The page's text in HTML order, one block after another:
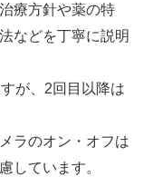
療方針や薬の特
などを丁寧に説明
が、2回目以降は
ラのオン・オフは
しています。